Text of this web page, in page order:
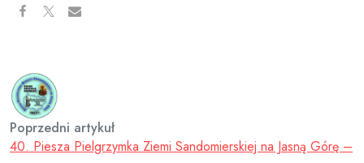
Poprzedni artykuł
40. Piesza Pielgrzymka Ziemi Sandomierskiej na Jasną Górę –